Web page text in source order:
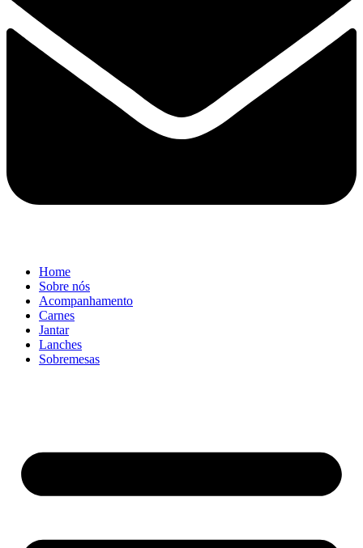
Home
Sobre nós
Acompanhamento
Carnes
Jantar
Lanches
Sobremesas